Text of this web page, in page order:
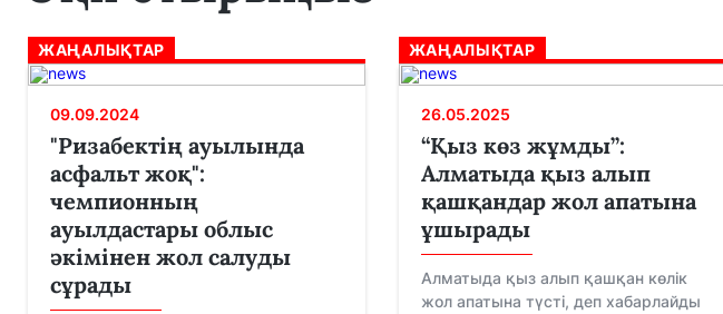
ЖАҢАЛЫҚТАР
09.09.2024
"Ризабектің ауылында
асфальт жоқ":
чемпионның
ауылдастары облыс
әкімінен жол салуды
сұрады
ЖАҢАЛЫҚТАР
26.05.2025
“Қыз көз жұмды”:
Алматыда қыз алып
қашқандар жол апатына
ұшырады
Алматыда қыз алып қашқан көлік
жол апатына түсті, деп хабарлайды